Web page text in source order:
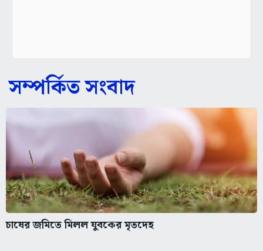
সম্পর্কিত সংবাদ
চাষের জমিতে মিলল যুবকের মৃতদেহ